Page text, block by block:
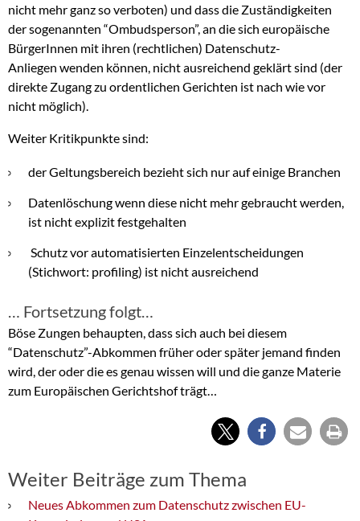
nicht mehr ganz so verboten) und dass die Zuständigkeiten
der sogenannten “Ombudsperson”, an die sich europäische
BürgerInnen mit ihren (rechtlichen) Datenschutz-
Anliegen wenden können, nicht ausreichend geklärt sind (der
direkte Zugang zu ordentlichen Gerichten ist nach wie vor
nicht möglich).
Weiter Kritikpunkte sind:
der Geltungsbereich bezieht sich nur auf einige Branchen
Datenlöschung wenn diese nicht mehr gebraucht werden,
ist nicht explizit festgehalten
Schutz vor automatisierten Einzelentscheidungen
(Stichwort: profiling) ist nicht ausreichend
… Fortsetzung folgt…
Böse Zungen behaupten, dass sich auch bei diesem
“Datenschutz”-Abkommen früher oder später jemand finden
wird, der oder die es genau wissen will und die ganze Materie
zum Europäischen Gerichtshof trägt…
Weiter Beiträge zum Thema
Neues Abkommen zum Datenschutz zwischen EU-